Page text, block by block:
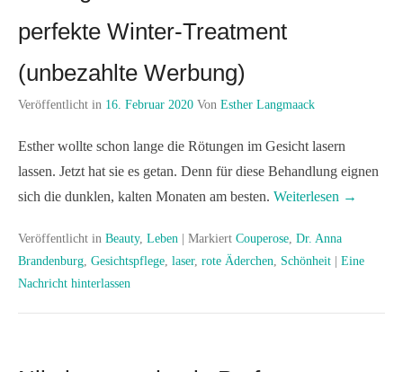
perfekte Winter-Treatment
(unbezahlte Werbung)
Veröffentlicht in 16. Februar 2020 Von Esther Langmaack
Esther wollte schon lange die Rötungen im Gesicht lasern
lassen. Jetzt hat sie es getan. Denn für diese Behandlung eignen
sich die dunklen, kalten Monaten am besten. Weiterlesen →
Veröffentlicht in Beauty, Leben Markiert Couperose Dr. Anna
Brandenburg Gesichtspflege laser, rote Äderchen Schönheit
Eine
Nachricht hinterlassen